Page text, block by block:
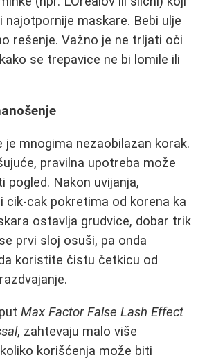
najotpornije maskare. Bebi ulje
rešenje. Važno je ne trljati oči
se trepavice ne bi lomile ili
je mnogima nezaobilazan korak.
pravilna upotreba može
Nakon uvijanja,
cik‑cak pokretima od korena ka
ostavlja grudvice, dobar trik
prvi sloj osuši, pa onda
koristite čistu četkicu od
Max Factor False Lash Effect
, zahtevaju malo više
korišćenja može biti